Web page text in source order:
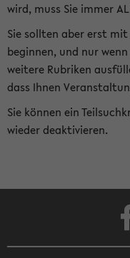
wird, muss Sie immer
Sie sollten aber erst
beginnen, und nur
weitere Rubriken
dass Ihnen
Sie können ein
wieder deaktivieren.